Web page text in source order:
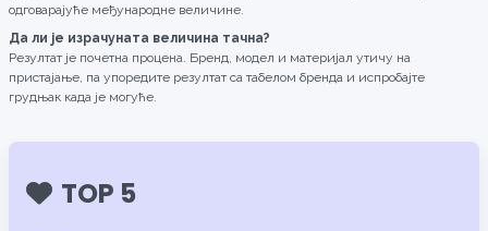
одговарајуће међународне величине.
Да ли је израчуната величина тачна?
Резултат је почетна процена. Бренд, модел и материјал утичу на
пристајање, па упоредите резултат са табелом бренда и испробајте
грудњак када је могуће.
TOP 5